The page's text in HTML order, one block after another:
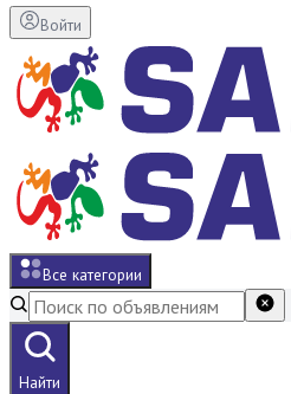
Войти
Все категории
Найти